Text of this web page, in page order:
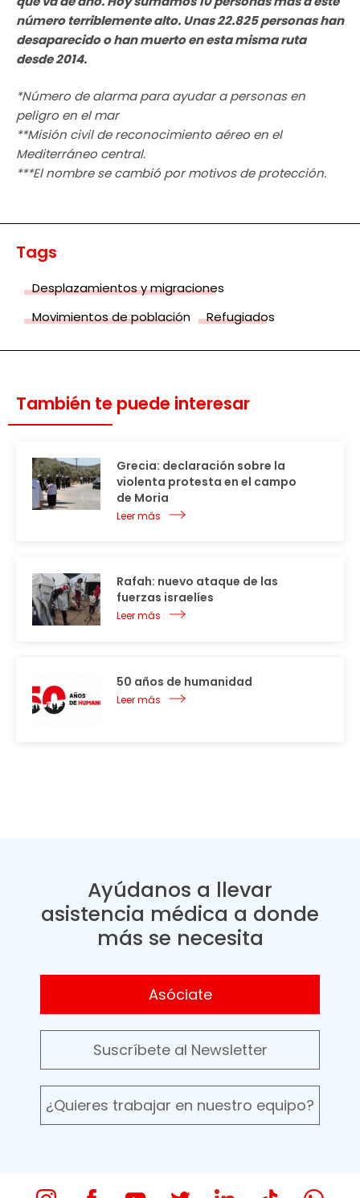
número terriblemente alto. Unas 22.825 personas han
desaparecido o han muerto en esta misma ruta
desde 2014.
*Número de alarma para ayudar a personas en
peligro en el mar
**Misión civil de reconocimiento aéreo en el
Mediterráneo central.
***El nombre se cambió por motivos de protección.
Tags
Desplazamientos y migraciones
Movimientos de población
Refugiados
También te puede interesar
Grecia: declaración sobre la
violenta protesta en el campo
de Moria
Leer más
Rafah: nuevo ataque de las
fuerzas israelíes
Leer más
50 años de humanidad
Leer más
Ayúdanos a llevar
asistencia médica a donde
más se necesita
Asóciate
Suscríbete al Newsletter
¿Quieres trabajar en nuestro equipo?